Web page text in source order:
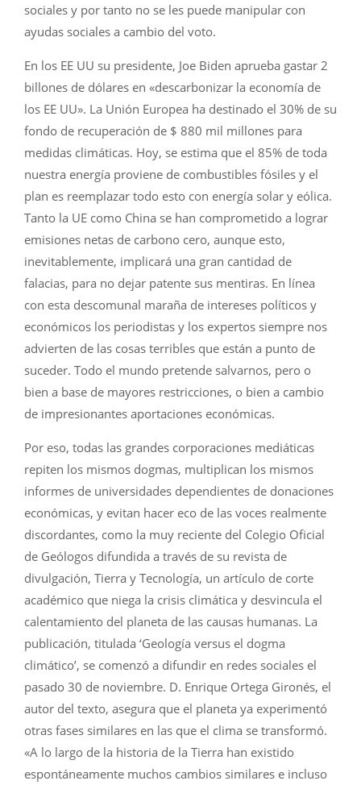
sociales y por tanto no se les puede manipular con
ayudas sociales a cambio del voto.
En los EE UU su presidente, Joe Biden aprueba gastar 2
billones de dólares en «descarbonizar la economía de
los EE UU». La Unión Europea ha destinado el 30% de su
fondo de recuperación de $ 880 mil millones para
medidas climáticas. Hoy, se estima que el 85% de toda
nuestra energía proviene de combustibles fósiles y el
plan es reemplazar todo esto con energía solar y eólica.
Tanto la UE como China se han comprometido a lograr
emisiones netas de carbono cero, aunque esto,
inevitablemente, implicará una gran cantidad de
falacias, para no dejar patente sus mentiras. En línea
con esta descomunal maraña de intereses políticos y
económicos los periodistas y los expertos siempre nos
advierten de las cosas terribles que están a punto de
suceder. Todo el mundo pretende salvarnos, pero o
bien a base de mayores restricciones, o bien a cambio
de impresionantes aportaciones económicas.
Por eso, todas las grandes corporaciones mediáticas
repiten los mismos dogmas, multiplican los mismos
informes de universidades dependientes de donaciones
económicas, y evitan hacer eco de las voces realmente
discordantes, como la muy reciente del Colegio Oficial
de Geólogos difundida a través de su revista de
divulgación, Tierra y Tecnología, un artículo de corte
académico que niega la crisis climática y desvincula el
calentamiento del planeta de las causas humanas. La
publicación, titulada ‘Geología versus el dogma
climático’, se comenzó a difundir en redes sociales el
pasado 30 de noviembre. D. Enrique Ortega Gironés, el
autor del texto, asegura que el planeta ya experimentó
otras fases similares en las que el clima se transformó.
«A lo largo de la historia de la Tierra han existido
espontáneamente muchos cambios similares e incluso